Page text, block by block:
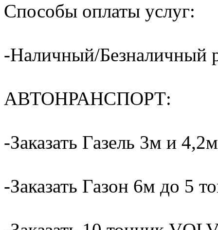
Способы оплаты услуг:
-Наличный/Безналичный
АВТОНРАНСПОРТ:
-Заказать Газель 3м и
-Заказать Газон 6м до 5